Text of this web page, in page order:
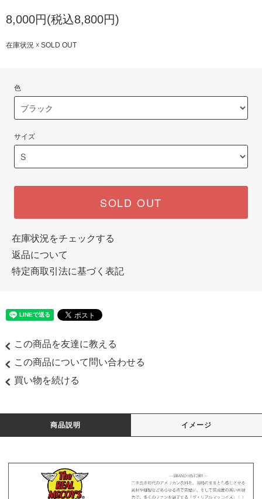
8,000円(税込8,800円)
在庫状況 ☓ SOLD OUT
色
サイズ
SOLD OUT
在庫状況をチェックする
返品について
特定商取引法に基づく表記
この商品を友達に教える
この商品について問い合わせる
買い物を続ける
商品説明 イメージ